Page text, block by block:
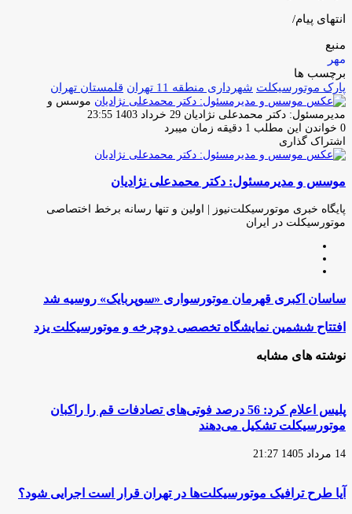
انتهای پیام/
منبع
مهر
برچسب ها
پارک موتورسیکلت شهرداری منطقه 11 تهران قلمستان تهران
موسس و
مدیرمسئول: دکتر محمدعلی نژادیان ارسال
ایمیل
29 خرداد 1403 23:55
0 خواندن این مطلب 1 دقیقه زمان میبرد
اشتراک گذاری
فیس
توئیتر
لینکدین
واتس
تلگرام
اشتراک
از
ایمیل
چاپ
موسس و مدیرمسئول: دکتر محمدعلی نژادیان
پایگاه خبری موتورسیکلت‌نیوز | اولین و تنها رسانه برخط اختصاصی
موتورسیکلت در ایران
ساسان
قهرمان
موتورسواری
«سوپربایک»
روسیه
ساسان اکبری قهرمان موتورسواری «سوپربایک» روسیه شد
افتتاح
نمایشگاه
تخصصی
موتورسیکلت
یزد
افتتاح ششمین نمایشگاه تخصصی دوچرخه و موتورسیکلت یزد
نوشته های مشابه
پلیس اعلام کرد: 56 درصد فوتی‌های تصادفات قم را راکبان
موتورسیکلت تشکیل می‌دهند
14 مرداد 1405 21:27
آیا طرح ترافیک موتورسیکلت‌ها در تهران قرار است اجرایی شود؟